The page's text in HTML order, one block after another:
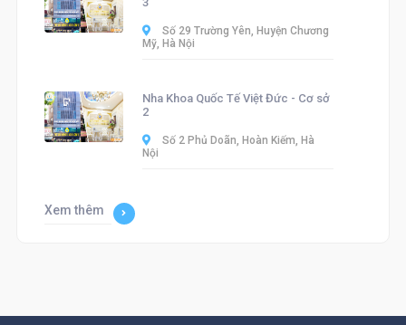
Số 29 Trường Yên, Huyện Chương
Mỹ, Hà Nội
Nha Khoa Quốc Tế Việt Đức - Cơ sở
2
Số 2 Phủ Doãn, Hoàn Kiếm, Hà
Nội
Xem thêm